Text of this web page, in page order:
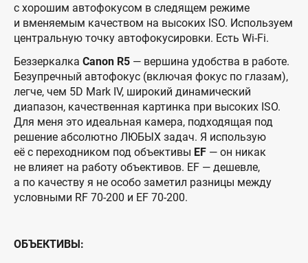
с хорошим автофокусом в следящем режиме
и вменяемым качеством на высоких ISO. Используем
центральную точку автофокусировки. Есть Wi-Fi.
Беззеркалка Canon R5 — вершина удобства в работе.
Безупречный автофокус (включая фокус по глазам),
легче, чем 5D Mark IV, широкий динамический
диапазон, качественная картинка при высоких ISO.
Для меня это идеальная камера, подходящая под
решение абсолютно ЛЮБЫХ задач. Я использую
её с переходником под объективы EF — он никак
не влияет на работу объективов. EF — дешевле,
а по качеству я не особо заметил разницы между
условными RF 70-200 и EF 70-200.
ОБЪЕКТИВЫ: